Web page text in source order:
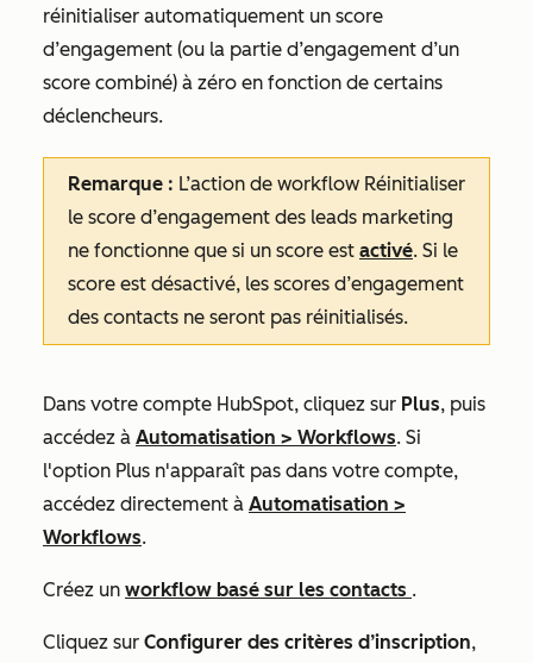
réinitialiser automatiquement un score
d’engagement (ou la partie d’engagement d’un
score combiné) à zéro en fonction de certains
déclencheurs.
Remarque : L’action de workflow Réinitialiser
le score d’engagement des leads marketing
ne fonctionne que si un score est activé. Si le
score est désactivé, les scores d’engagement
des contacts ne seront pas réinitialisés.
Dans votre compte HubSpot, cliquez sur Plus, puis
accédez à Automatisation > Workflows. Si
l'option Plus n'apparaît pas dans votre compte,
accédez directement à Automatisation >
Workflows.
Créez un workflow basé sur les contacts .
Cliquez sur Configurer des critères d’inscription,